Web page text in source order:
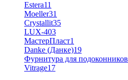
Estera11
Moeller31
Crystallit35
LUX-403
МастерПласт1
Danke (Данке)19
Фурнитура для подоконников
Vitrage17